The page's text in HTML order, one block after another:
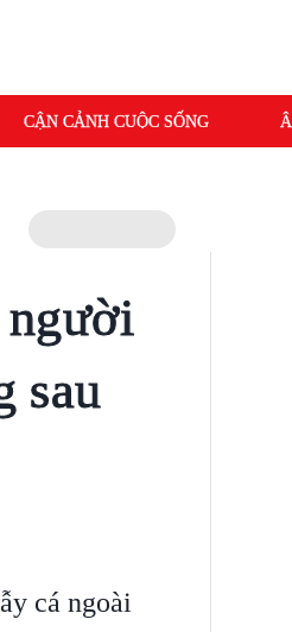
CẬN CẢNH CUỘC SỐNG
sau
cá ngoài